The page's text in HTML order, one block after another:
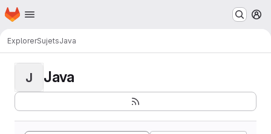
Passer au contenu principal
Page d'accueil
ExplorerSujetsJava
J Java